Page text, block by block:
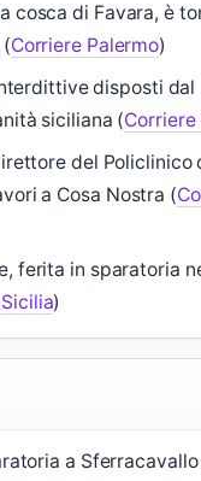
cosca di Favara, è
Corriere Palermo)
disposti dal
siciliana (Corriere
del Policlinico
a Cosa Nostra (
ferita in sparatoria
)
a